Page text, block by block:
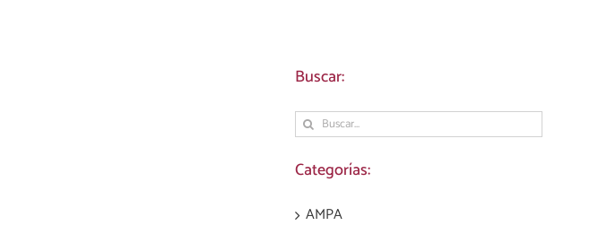
Buscar:
Buscar:
Categorías:
AMPA